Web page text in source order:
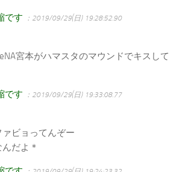
です ：2019/09/29(日) 19:28:52.90
宮本がハマスタのマウンドでキスして
です ：2019/09/29(日) 19:33:08.77
ビョってんぞー
だよ＊